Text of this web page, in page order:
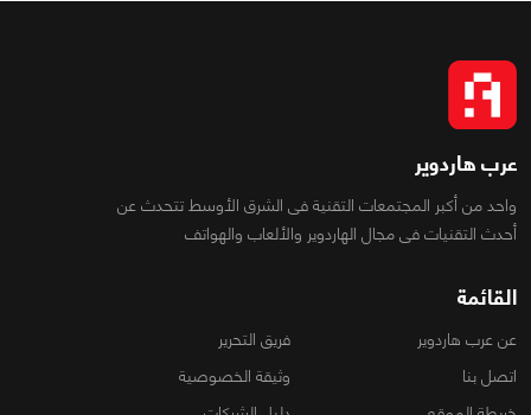
عرب هاردوير
واحد من أكبر المجتمعات التقنية فى الشرق الأوسط تتحدث عن
أحدث التقنيات فى مجال الهاردوير والألعاب والهواتف
القائمة
عن عرب هاردوير
فريق التحرير
اتصل بنا
وثيقة الخصوصية